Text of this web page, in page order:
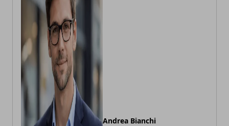
Andrea Bianchi